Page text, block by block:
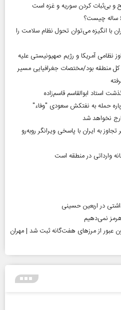
و بی‌ثبات کردن سوریه و غزه است
با انگیزه می‌توان تحول نظام سلامت را
نظامی آمریکا و رژیم صهیونیستی علیه
کل منطقه بود/مختصات جغرافیایی مسیر
استاد ابوالقاسم قاسم‌زاده
حمله به نفتکش سعودی "وفاء"
نخواهد شد
به ایران با پاسخی ویرانگر روبه‌رو
وارداتی در منطقه است
نمی‌دهیم
تردد اربعینی؛ ۶۰ میلیون عبور از مرزهای هفت‌گانه ثبت شد | مهران